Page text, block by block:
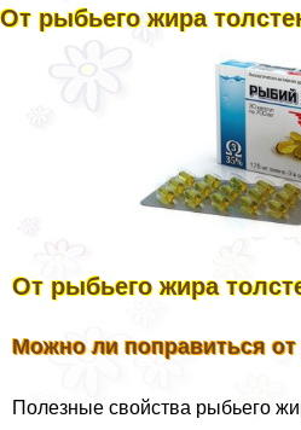
От рыбьего жира
От рыбьего жира
Можно ли поправиться
Полезные свойства рыбьего